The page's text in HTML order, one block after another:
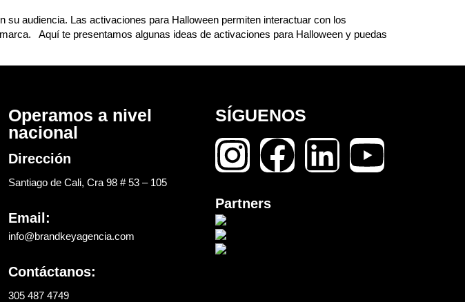
audiencia. Las activaciones para Halloween permiten interactuar con los
Aquí te presentamos algunas ideas de activaciones para Halloween y puedas
Operamos a nivel
nacional
Dirección
Santiago de Cali, Cra 98 # 53 – 105
Email:
info@brandkeyagencia.com
Contáctanos:
305 487 4749
SÍGUENOS
Partners